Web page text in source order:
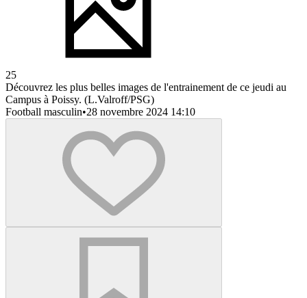
25
Découvrez les plus belles images de l'entrainement de ce jeudi au
Campus à Poissy. (L.Valroff/PSG)
Football masculin•28 novembre 2024 14:10